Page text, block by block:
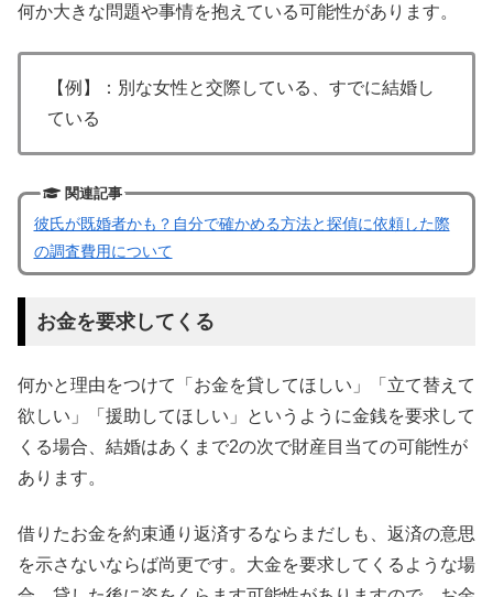
何か大きな問題や事情を抱えている可能性があります。
【例】：別な女性と交際している、すでに結婚し
ている
関連記事
彼氏が既婚者かも？自分で確かめる方法と探偵に依頼した際
の調査費用について
お金を要求してくる
何かと理由をつけて「お金を貸してほしい」「立て替えて
欲しい」「援助してほしい」というように金銭を要求して
くる場合、結婚はあくまで2の次で財産目当ての可能性が
あります。
借りたお金を約束通り返済するならまだしも、返済の意思
を示さないならば尚更です。大金を要求してくるような場